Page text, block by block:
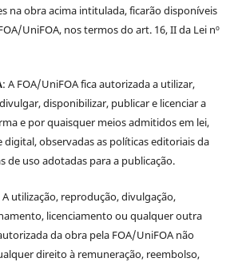
na obra acima intitulada, ficarão disponíveis
UniFOA, nos termos do art. 16, II da Lei nº
: A FOA/UniFOA fica autorizada a utilizar,
disponibilizar, publicar e licenciar a
e por quaisquer meios admitidos em lei,
digital, observadas as políticas editoriais da
de uso adotadas para a publicação.
A utilização, reprodução, divulgação,
licenciamento ou qualquer outra
da obra pela FOA/UniFOA não
direito à remuneração, reembolso,